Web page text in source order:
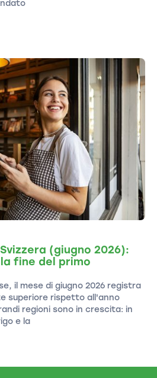
(giugno 2026):
fine del primo
il mese di giugno 2026 registra
superiore rispetto all'anno
regioni sono in crescita: in
e la